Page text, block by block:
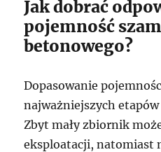
Jak dobrać
pojemność
betonowego?
Dopasowanie
najważniejszych
Zbyt mały zbiornik
eksploatacji, natomiast